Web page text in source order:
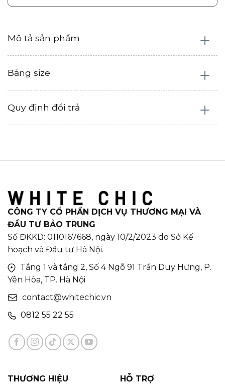
Mô tả sản phẩm
Bảng size
Quy định đổi trả
CÔNG TY CỔ PHẦN DỊCH VỤ THƯƠNG MẠI VÀ
ĐẦU TƯ BẢO TRUNG
Số ĐKKD: 0110167668, ngày 10/2/2023 do Sở Kế
hoạch và Đầu tư Hà Nội.
Tầng 1 và tầng 2, Số 4 Ngõ 91 Trần Duy Hưng, P.
Yên Hòa, TP. Hà Nội
contact@whitechic.vn
0812 55 22 55
THƯƠNG HIỆU HỖ TRỢ